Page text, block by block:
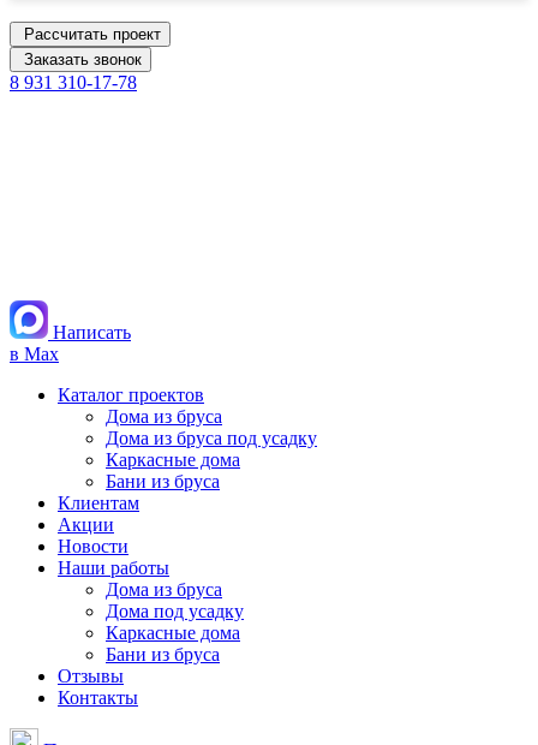
Рассчитать проект
Заказать звонок
8 931 310-17-78
Написать
в Max
Каталог проектов
Дома из бруса
Дома из бруса под усадку
Каркасные дома
Бани из бруса
Клиентам
Акции
Новости
Наши работы
Дома из бруса
Дома под усадку
Каркасные дома
Бани из бруса
Отзывы
Контакты